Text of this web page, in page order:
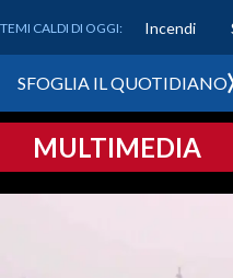
CRONACA SARDEGNA
TEMI CALDI DI OGGI: Incendi
SFOGLIA IL QUOTIDIANO
MULTIMEDIA